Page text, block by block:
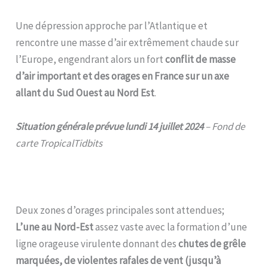
Une dépression approche par l’Atlantique et
rencontre une masse d’air extrêmement chaude sur
l’Europe, engendrant alors un fortconflit de masse
d’air important et des orages en France sur un axe
allant du Sud Ouest au Nord Est.
Situation générale prévue lundi 14 juillet 2024– Fond de
carte TropicalTidbits
Deux zones d’orages principales sont attendues;
L’une au Nord-Estassez vaste avec la formation d’une
ligne orageuse virulente donnant deschutes de grêle
marquées, de violentes rafales de vent (jusqu’à